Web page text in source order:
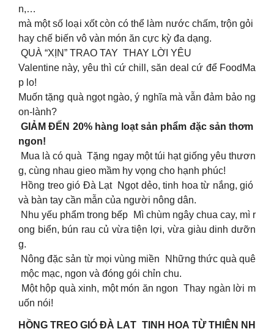
n,…
mà một số loại xốt còn có thể làm nước chấm, trộn gỏi
hay chế biến vô vàn món ăn cực kỳ đa dạng.
QUÀ “XỊN” TRAO TAY THAY LỜI YÊU
Valentine này, yêu thì cứ chill, săn deal cứ để FoodMa
p lo!
Muốn tặng quà ngọt ngào, ý nghĩa mà vẫn đảm bảo ng
on-lành?
GIẢM ĐẾN 20% hàng loạt sản phẩm đặc sản thơm
ngon!
Mua là có quà Tặng ngay một túi hạt giống yêu thươn
g, cùng nhau gieo mầm hy vọng cho hạnh phúc!
Hồng treo gió Đà Lạt Ngọt dẻo, tinh hoa từ nắng, gió
và bàn tay cần mẫn của người nông dân.
Nhu yếu phẩm trong bếp Mì chùm ngây chua cay, mì r
ong biển, bún rau củ vừa tiện lợi, vừa giàu dinh dưỡn
g.
Nông đặc sản từ mọi vùng miền Những thức quà quê
mộc mạc, ngon và đóng gói chỉn chu.
Một hộp quà xinh, một món ăn ngon Thay ngàn lời m
uốn nói!
HỒNG TREO GIÓ ĐÀ LẠT TINH HOA TỪ THIÊN NH